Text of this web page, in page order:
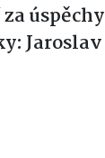
úspěchy
Jaroslav